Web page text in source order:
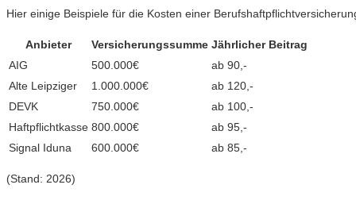
Hier einige Beispiele für die Kosten einer
Anbieter Versicherungssumme Jährlicher Beitrag
AIG
500.000€
ab 90,-
Alte Leipziger
1.000.000€
ab 120,-
DEVK
750.000€
ab 100,-
Haftpflichtkasse 800.000€
ab 95,-
Signal Iduna
600.000€ ab 85,-
(Stand: 2026)